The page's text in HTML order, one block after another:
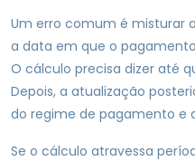
Um erro comum é misturar
a data em que o
O cálculo precisa dizer até
Depois, a atualização
do regime de pagamento e
Se o cálculo atravessa